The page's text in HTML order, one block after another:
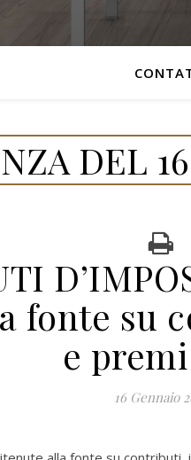
DEL
fonte su
e
16 Gennaio